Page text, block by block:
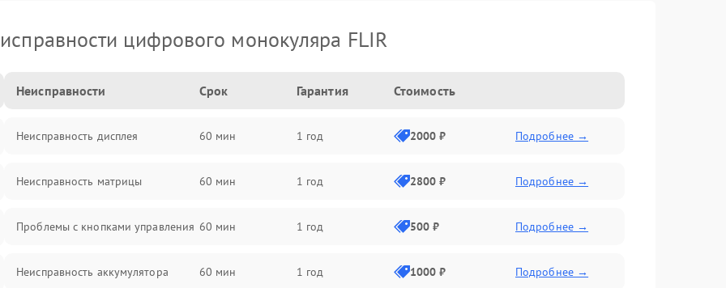
цифрового монокуляра FLIR
Неисправности Срок Гарантия Стоимость
Неисправность дисплея 60 мин 1 год 2000 ₽ Подробнее →
Неисправность матрицы 60 мин 1 год 2800 ₽ Подробнее →
Проблемы с кнопками управления 60 мин 1 год 500 ₽ Подробнее →
Неисправность аккумулятора 60 мин 1 год 1000 ₽ Подробнее →